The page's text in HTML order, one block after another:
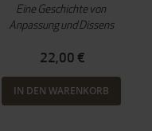
Eine Geschichte von
Anpassung und Dissens
22,00 €
IN DEN WARENKORB